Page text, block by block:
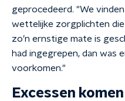
geprocedeerd. "We
wettelijke zorgplichten
zo’n ernstige mate is
had ingegrepen, dan was
voorkomen."
Excessen